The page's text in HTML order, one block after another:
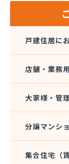
ヤマサ共和
ヤマサ高圧
ヤマサ總業
ヤマトク
リーグ馬場
愛知高圧株
愛北液化ガ
旭プロパン
戸建住居に
店舗・業務
大家様・管
分譲マンシ
集合住宅（